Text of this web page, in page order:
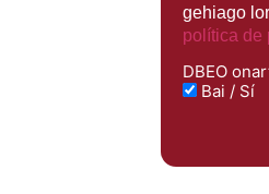
gehiago
política de
DBEO
Bai / Sí